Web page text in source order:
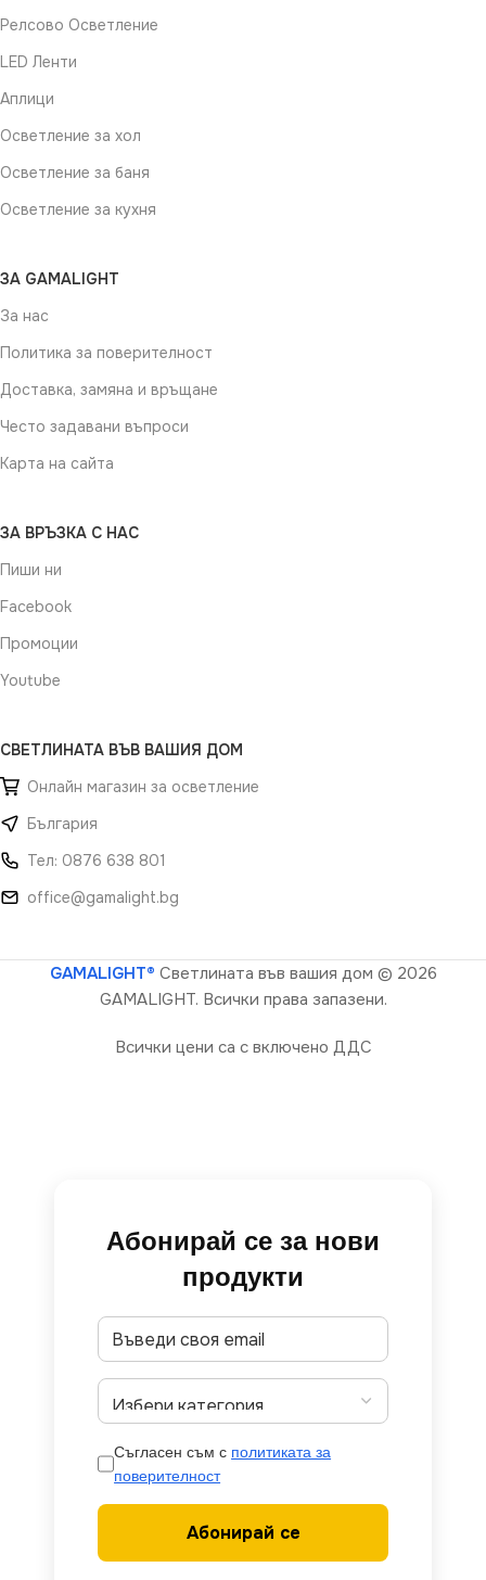
Релсово Осветление
LED Ленти
Аплици
Осветление за хол
Осветление за баня
Осветление за кухня
ЗА GAMALIGHT
За нас
Политика за поверителност
Доставка, замяна и връщане
Често задавани въпроси
Карта на сайта
ЗА ВРЪЗКА С НАС
Пиши ни
Facebook
Промоции
Youtube
СВЕТЛИНАТА ВЪВ ВАШИЯ ДОМ
Онлайн магазин за осветление
България
Тел: 0876 638 801
office@gamalight.bg
GAMALIGHT® Светлината във вашия дом © 2026
GAMALIGHT. Всички права запазени.
Всички цени са с включено ДДС
Абонирай се за нови
продукти
Съгласен съм с политиката за
поверителност
Абонирай се